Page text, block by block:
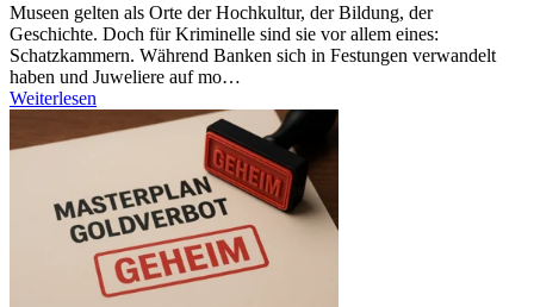
Museen gelten als Orte der Hochkultur, der Bildung, der
Geschichte. Doch für Kriminelle sind sie vor allem eines:
Schatzkammern. Während Banken sich in Festungen verwandelt
haben und Juweliere auf mo…
Weiterlesen